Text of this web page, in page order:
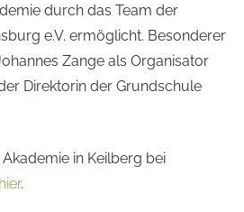
durch das Team der
e.V. ermöglicht. Besonderer
Zange als Organisator
Direktorin der Grundschule
in Keilberg bei
hier.